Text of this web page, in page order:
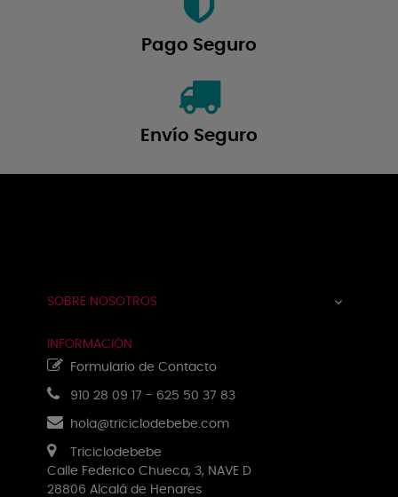
Pago Seguro
Envío Seguro
SOBRE NOSOTROS 
INFORMACIÓN
Formulario de Contacto
910 28 09 17 - 625 50 37 83
hola@triciclodebebe.com
Triciclodebebe
Calle Federico Chueca, 3, NAVE D
28806 Alcalá de Henares